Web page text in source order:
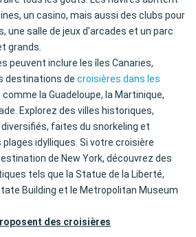
un casino, mais aussi des clubs pour
une salle de jeux d'arcades et un parc
grands.
peuvent inclure les îles Canaries,
destinations de croisières dans les
la Guadeloupe, la Martinique,
Explorez des villes historiques,
faites du snorkeling et
idylliques. Si votre croisière
de New York, découvrez des
tels que la Statue de la Liberté,
Building et le Metropolitan Museum
des croisières